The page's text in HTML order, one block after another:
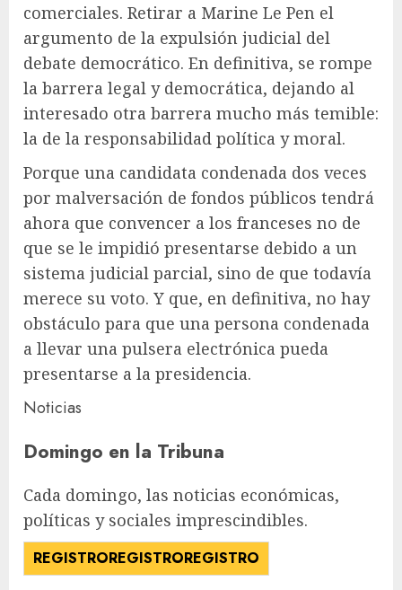
comerciales. Retirar a Marine Le Pen el
argumento de la expulsión judicial del
debate democrático. En definitiva, se rompe
la barrera legal y democrática, dejando al
interesado otra barrera mucho más temible:
la de la responsabilidad política y moral.
Porque una candidata condenada dos veces
por malversación de fondos públicos tendrá
ahora que convencer a los franceses no de
que se le impidió presentarse debido a un
sistema judicial parcial, sino de que todavía
merece su voto. Y que, en definitiva, no hay
obstáculo para que una persona condenada
a llevar una pulsera electrónica pueda
presentarse a la presidencia.
Noticias
Domingo en la Tribuna
Cada domingo, las noticias económicas,
políticas y sociales imprescindibles.
REGISTROREGISTROREGISTRO